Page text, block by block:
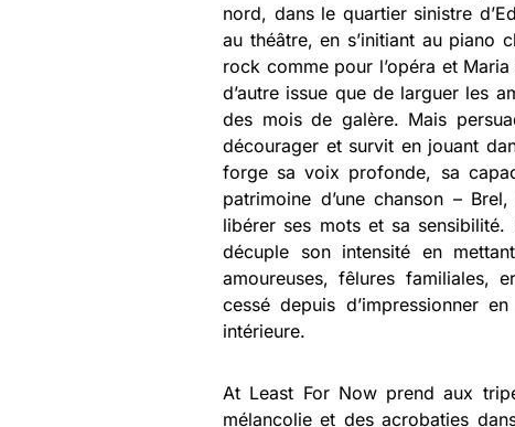
nord, dans le quartier sinistre
au théâtre, en s’initiant au piano
rock comme pour l’opéra et
d’autre issue que de larguer les
des mois de galère. Mais
décourager et survit en jouant
forge sa voix profonde, sa
patrimoine d’une chanson –
libérer ses mots et sa
décuple son intensité en
amoureuses, fêlures familiales,
cessé depuis d’impressionner
intérieure.
At Least For Now prend aux
mélancolie et des acrobaties